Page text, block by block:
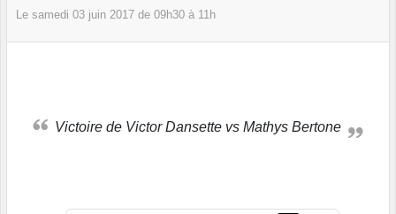
Le samedi 03 juin 2017 de 09h30 à 11h
Victoire de Victor Dansette vs Mathys Bertone